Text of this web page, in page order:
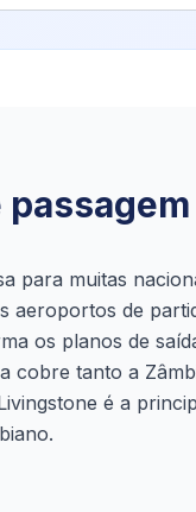
para muitas
aeroportos de
os planos de
cobre tanto a
é a